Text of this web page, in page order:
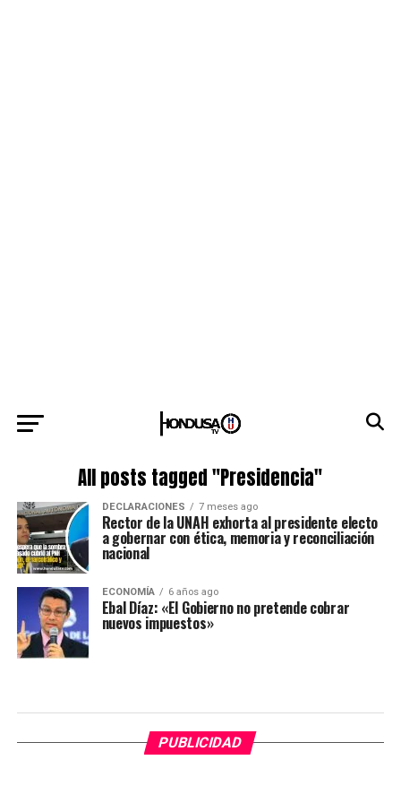
All posts tagged "Presidencia"
DECLARACIONES 7 meses ago
Rector de la UNAH exhorta al presidente electo
a gobernar con ética, memoria y reconciliación
nacional
ECONOMÍA 6 años ago
Ebal Díaz: «El Gobierno no pretende cobrar
nuevos impuestos»
PUBLICIDAD